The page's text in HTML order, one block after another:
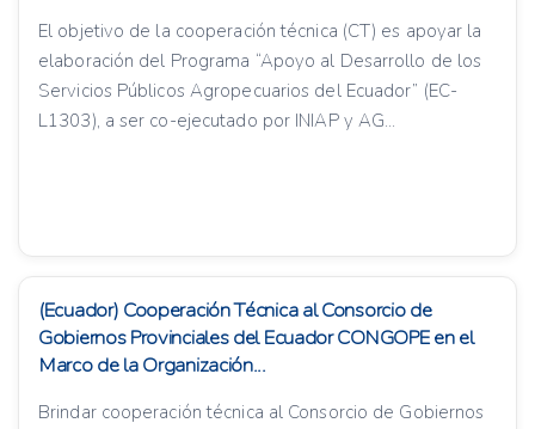
El objetivo de la cooperación técnica (CT) es apoyar la
elaboración del Programa “Apoyo al Desarrollo de los
Servicios Públicos Agropecuarios del Ecuador” (EC-
L1303), a ser co-ejecutado por INIAP y AG...
(Ecuador) Cooperación Técnica al Consorcio de
Gobiernos Provinciales del Ecuador CONGOPE en el
Marco de la Organización...
Brindar cooperación técnica al Consorcio de Gobiernos